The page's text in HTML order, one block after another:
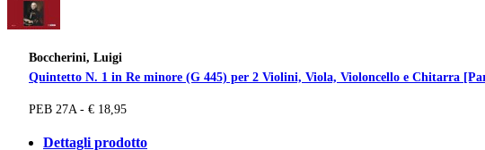
Boccherini, Luigi
Quintetto N. 1 in Re minore (G 445) per 2 Violini, Viola, Violoncello e Chitarra
PEB 27A - € 18,95
Dettagli prodotto